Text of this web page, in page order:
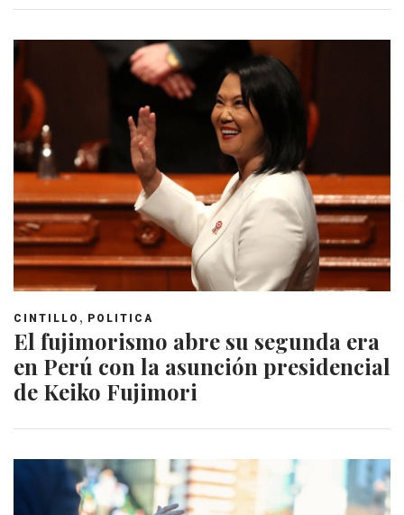
CINTILLO , POLITICA
El fujimorismo abre su segunda era
en Perú con la asunción presidencial
de Keiko Fujimori